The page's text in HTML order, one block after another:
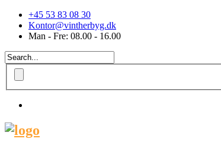
+45 53 83 08 30
Kontor@vintherbyg.dk
Man - Fre: 08.00 - 16.00